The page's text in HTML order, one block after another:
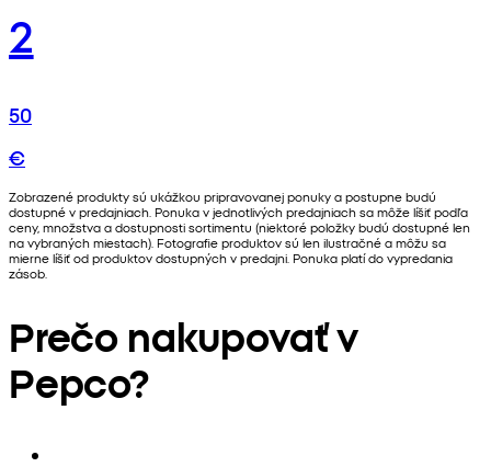
2
50
€
Zobrazené produkty sú ukážkou pripravovanej ponuky a postupne budú
dostupné v predajniach. Ponuka v jednotlivých predajniach sa môže líšiť podľa
ceny, množstva a dostupnosti sortimentu (niektoré položky budú dostupné len
na vybraných miestach). Fotografie produktov sú len ilustračné a môžu sa
mierne líšiť od produktov dostupných v predajni. Ponuka platí do vypredania
zásob.
Prečo nakupovať v
Pepco?